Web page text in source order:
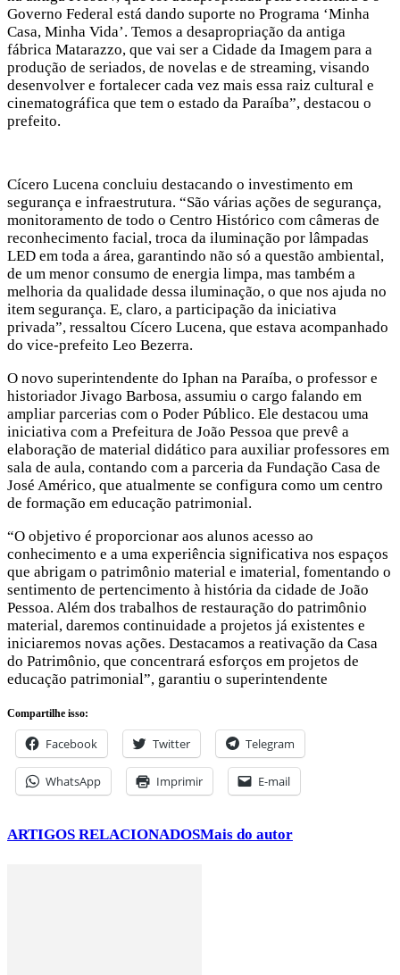
Governo Federal está dando suporte no Programa ‘Minha
Casa, Minha Vida’. Temos a desapropriação da antiga
fábrica Matarazzo, que vai ser a Cidade da Imagem para a
produção de seriados, de novelas e de streaming, visando
desenvolver e fortalecer cada vez mais essa raiz cultural e
cinematográfica que tem o estado da Paraíba”, destacou o
prefeito.
Cícero Lucena concluiu destacando o investimento em
segurança e infraestrutura. “São várias ações de segurança,
monitoramento de todo o Centro Histórico com câmeras de
reconhecimento facial, troca da iluminação por lâmpadas
LED em toda a área, garantindo não só a questão ambiental,
de um menor consumo de energia limpa, mas também a
melhoria da qualidade dessa iluminação, o que nos ajuda no
item segurança. E, claro, a participação da iniciativa
privada”, ressaltou Cícero Lucena, que estava acompanhado
do vice-prefeito Leo Bezerra.
O novo superintendente do Iphan na Paraíba, o professor e
historiador Jivago Barbosa, assumiu o cargo falando em
ampliar parcerias com o Poder Público. Ele destacou uma
iniciativa com a Prefeitura de João Pessoa que prevê a
elaboração de material didático para auxiliar professores em
sala de aula, contando com a parceria da Fundação Casa de
José Américo, que atualmente se configura como um centro
de formação em educação patrimonial.
“O objetivo é proporcionar aos alunos acesso ao
conhecimento e a uma experiência significativa nos espaços
que abrigam o patrimônio material e imaterial, fomentando o
sentimento de pertencimento à história da cidade de João
Pessoa. Além dos trabalhos de restauração do patrimônio
material, daremos continuidade a projetos já existentes e
iniciaremos novas ações. Destacamos a reativação da Casa
do Patrimônio, que concentrará esforços em projetos de
educação patrimonial”, garantiu o superintendente
Compartilhe isso:
Facebook Twitter Telegram
WhatsApp Imprimir E-mail
ARTIGOS RELACIONADOSMais do autor